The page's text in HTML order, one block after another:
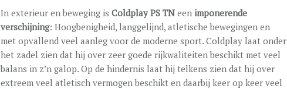
In exterieur en beweging is Coldplay PS TN een imponerende
verschijning: Hoogbenigheid, langgelijnd, atletische bewegingen en
met opvallend veel aanleg voor de moderne sport. Coldplay laat onder
het zadel zien dat hij over zeer goede rijkwaliteiten beschikt met veel
balans in z’n galop. Op de hindernis laat hij telkens zien dat hij over
extreem veel atletisch vermogen beschikt en daarbij keer op keer veel